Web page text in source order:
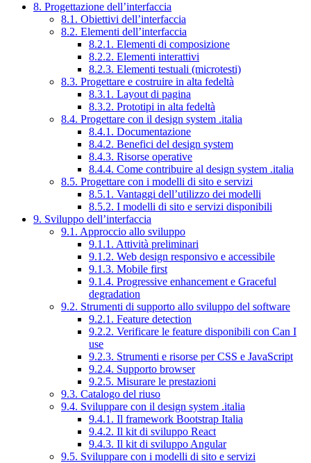
8. Progettazione dell’interfaccia
8.1. Obiettivi dell’interfaccia
8.2. Elementi dell’interfaccia
8.2.1. Elementi di composizione
8.2.2. Elementi interattivi
8.2.3. Elementi testuali (microtesti)
8.3. Progettare e costruire in alta fedeltà
8.3.1. Layout di pagina
8.3.2. Prototipi in alta fedeltà
8.4. Progettare con il design system .italia
8.4.1. Documentazione
8.4.2. Benefici del design system
8.4.3. Risorse operative
8.4.4. Come contribuire al design system .italia
8.5. Progettare con i modelli di sito e servizi
8.5.1. Vantaggi dell’utilizzo dei modelli
8.5.2. I modelli di sito e servizi disponibili
9. Sviluppo dell’interfaccia
9.1. Approccio allo sviluppo
9.1.1. Attività preliminari
9.1.2. Web design responsivo e accessibile
9.1.3. Mobile first
9.1.4. Progressive enhancement e Graceful
degradation
9.2. Strumenti di supporto allo sviluppo del software
9.2.1. Feature detection
9.2.2. Verificare le feature disponibili con Can I
use
9.2.3. Strumenti e risorse per CSS e JavaScript
9.2.4. Supporto browser
9.2.5. Misurare le prestazioni
9.3. Catalogo del riuso
9.4. Sviluppare con il design system .italia
9.4.1. Il framework Bootstrap Italia
9.4.2. Il kit di sviluppo React
9.4.3. Il kit di sviluppo Angular
9.5. Sviluppare con i modelli di sito e servizi